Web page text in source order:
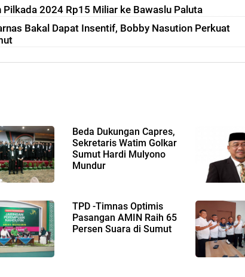
Pilkada 2024 Rp15 Miliar ke Bawaslu Paluta
Bakal Dapat Insentif, Bobby Nasution Perkuat
Beda Dukungan Capres,
Sekretaris Watim Golkar
Sumut Hardi Mulyono
Mundur
TPD -Timnas Optimis
Pasangan AMIN Raih 65
Persen Suara di Sumut